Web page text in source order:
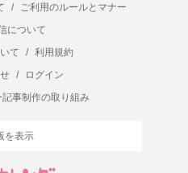
/
ご利用のルールとマナー
について
て
/
利用規約
/
ログイン
事制作の取り組み
を表示